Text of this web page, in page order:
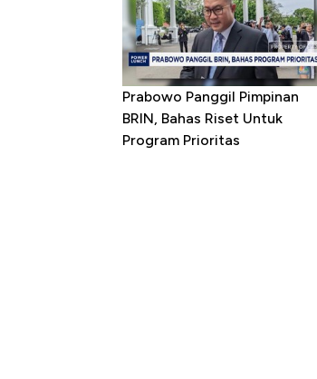
Prabowo Panggil Pimpinan
BRIN, Bahas Riset Untuk
Program Prioritas